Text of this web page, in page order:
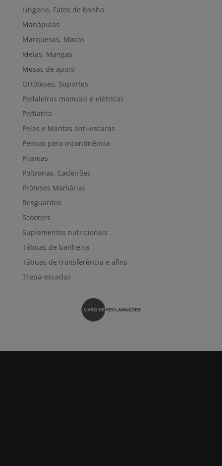
Lingerie, Fatos de banho
Manápulas
Marquesas, Macas
Meias, Mangas
Mesas de apoio
Ortóteses, Suportes
Pedaleiras manuais e elétricas
Pediatria
Peles e Mantas anti-escaras
Pensos para incontinência
Pijamas
Poltronas, Cadeirões
Próteses Mamárias
Resguardos
Scooters
Suplementos nutricionais
Tábuas de banheira
Tábuas de transferência e afins
Trepa-escadas